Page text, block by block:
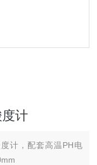
计
计，配套高温PH电